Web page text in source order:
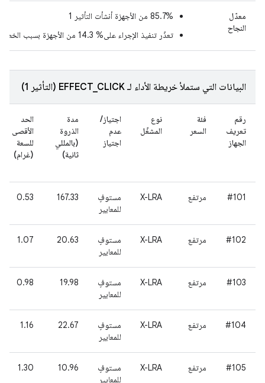
معدّل
النجاح
‫85.7% من الأجهزة أنشأت التأثير 1
تعذّر تنفيذ الإجراء على% 14.3 من الأجهزة بسبب الخطأ F01 (لم يتم تنفيذ الثابت اللمسي)
البيانات التي ستملأ خريطة الأداء لـ EFFECT_CLICK (التأثير 1)
رقم
تعريف
الجهاز
فئة
السعر
نوع
المشغّل
اجتياز/
عدم
اجتياز
مدة
الذروة
(بالمللي
ثانية)
الحد
الأقصى
للسعة
(غرام)
#101 مرتفع X-LRA
مستوفٍ
للمعايير
167.33
0.53
#102 مرتفع X-LRA
مستوفٍ
للمعايير
20.63
1.07
#103 مرتفع X-LRA
مستوفٍ
للمعايير
19.98
0.98
#104 مرتفع X-LRA
مستوفٍ
للمعايير
22.67
1.16
#105 مرتفع X-LRA
مستوفٍ
للمعايير
10.96
1.30